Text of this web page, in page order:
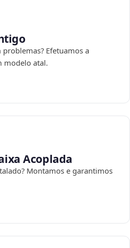
Efetuamos a
modelo atal.
Acoplada
Montamos e garantimos